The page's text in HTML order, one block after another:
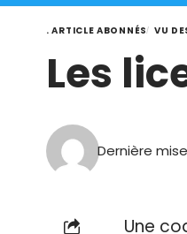
. ARTICLE ABONNÉS VU
Les
Dernière
Une